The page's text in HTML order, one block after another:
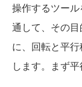
操作するツー
通して、その
に、回転と平
します。まず